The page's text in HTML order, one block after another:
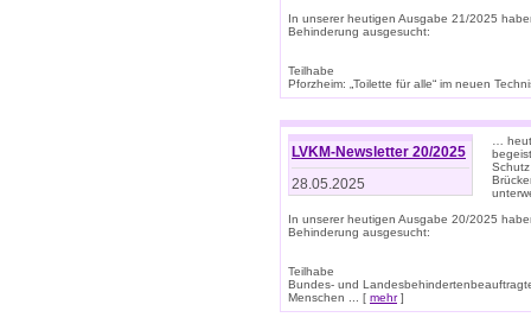
In unserer heutigen Ausgabe 21/2025
Behinderung ausgesucht:
Teilhabe
Pforzheim: „Toilette für alle“ im neuen
LVKM-Newsletter 20/2025
28.05.2025
…
In unserer heutigen Ausgabe 20/2025
Behinderung ausgesucht:
Teilhabe
Bundes- und
Menschen ... [ mehr]